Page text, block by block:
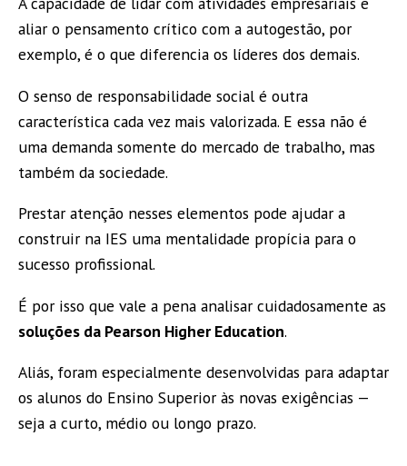
aliar o pensamento crítico com a autogestão, por
exemplo, é o que diferencia os líderes dos demais.
O senso de responsabilidade social é outra
característica cada vez mais valorizada. E essa não é
uma demanda somente do mercado de trabalho, mas
também da sociedade.
Prestar atenção nesses elementos pode ajudar a
construir na IES uma mentalidade propícia para o
sucesso profissional.
É por isso que vale a pena analisar cuidadosamente as
soluções da Pearson Higher Education.
Aliás, foram especialmente desenvolvidas para adaptar
os alunos do Ensino Superior às novas exigências —
seja a curto, médio ou longo prazo.